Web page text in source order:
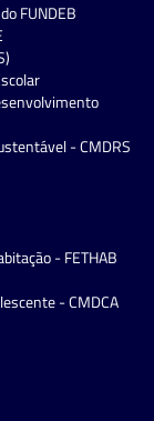
FUNDEB
- CMDRS
- FETHAB
- CMDCA